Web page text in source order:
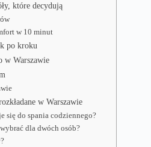
które decydują
w 10 minut
po kroku
w Warszawie
w Warszawie
się do spania codziennego?
dla dwóch osób?